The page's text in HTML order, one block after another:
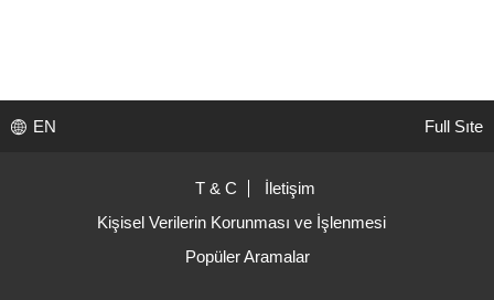
EN Full Sıte
T & C
İletişim
Kişisel Verilerin Korunması ve İşlenmesi
Popüler Aramalar